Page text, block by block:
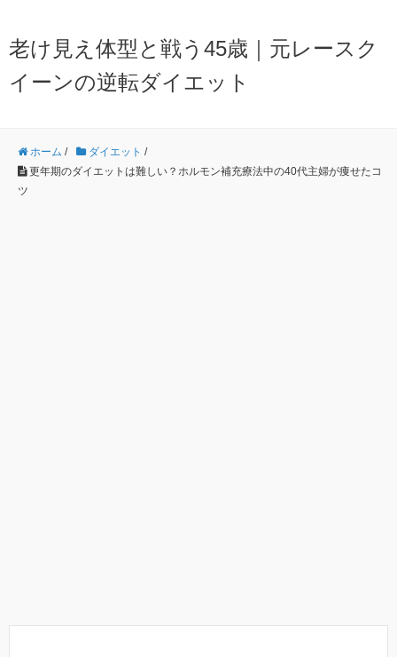
老け見え体型と戦う45歳｜元レースク
イーンの逆転ダイエット
ホーム / ダイエット /
更年期のダイエットは難しい？ホルモン補充療法中の40代主婦が痩せたコ
ツ